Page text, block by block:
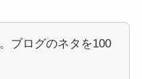
ブログのネタを100